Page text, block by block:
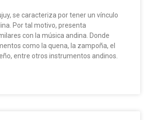
se caracteriza por tener un vínculo
Por tal motivo, presenta
con la música andina. Donde
como la quena, la zampoña, el
entre otros instrumentos andinos.